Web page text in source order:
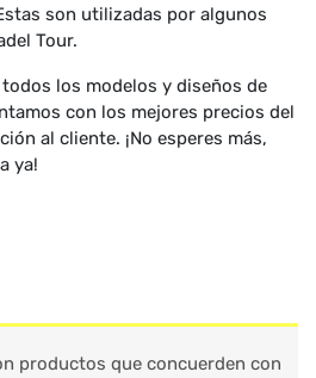
son utilizadas por algunos
Tour.
los modelos y diseños de
con los mejores precios del
al cliente. ¡No esperes más,
ya!
productos que concuerden con